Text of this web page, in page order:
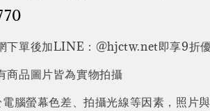
下單後加LINE：@hjctw.net即享9折
商品圖片皆為實物拍攝
電腦螢幕色差、拍攝光線等因素，照片